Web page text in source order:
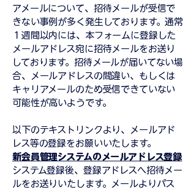
アメールについて、招待メールが受信で
きない事例が多く発生しております。通常
１週間以内には、本フォームに登録した
メールアドレス宛に招待メールをお送り
しております。 招待メールが届いてない場
合、メールアドレスの間違い、もしくは
キャリアメールのため受信できていない
可能性が高いようです。
以下のテキストリンクより、メールアド
レス等の登録をお願いいたします。
新会員管理システムのメールアドレス登録
システム登録後、登録アドレスへ招待メー
ルをお送りいたします。メールよりパス